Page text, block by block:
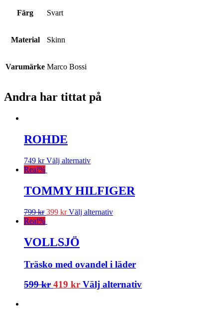
Färg Svart
Material Skinn
Varumärke Marco Bossi
Andra har tittat på
ROHDE
749 kr Välj alternativ
Rea!%
TOMMY HILFIGER
799kr 399 kr Välj alternativ
Rea!%
VOLLSJÖ
Träsko med ovandel i läder
599kr 419 kr Välj alternativ